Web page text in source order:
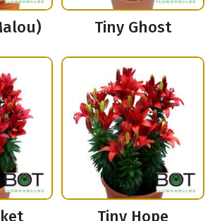
Tiny Ghost
Tiny Hope